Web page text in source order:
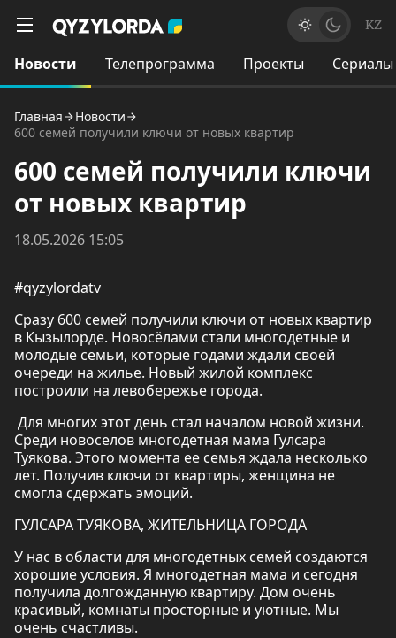
KZ
Новости Телепрограмма Проекты Сериалы
Главная
Новости
600 семей получили ключи от новых квартир
600 семей получили ключи
от новых квартир
18.05.2026 15:05
#qyzylordatv
Сразу 600 семей получили ключи от новых квартир
в Кызылорде. Новосёлами стали многодетные и
молодые семьи, которые годами ждали своей
очереди на жилье. Новый жилой комплекс
построили на левобережье города.
Для многих этот день стал началом новой жизни.
Среди новоселов многодетная мама Гулсара
Туякова. Этого момента ее семья ждала несколько
лет. Получив ключи от квартиры, женщина не
смогла сдержать эмоций.
ГУЛСАРА ТУЯКОВА, ЖИТЕЛЬНИЦА ГОРОДА
У нас в области для многодетных семей создаются
хорошие условия. Я многодетная мама и сегодня
получила долгожданную квартиру. Дом очень
красивый, комнаты просторные и уютные. Мы
очень счастливы.